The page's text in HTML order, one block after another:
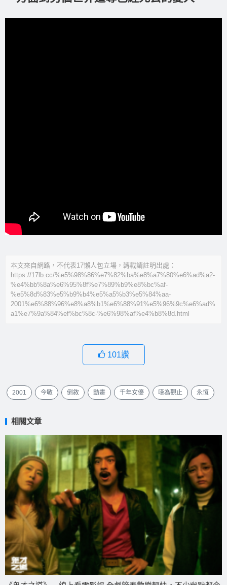
本文來自網路，不代表17懶人包立場，轉載請註明出處：
https://17lb.cc/%e5%98%86%e7%82%ba%e8%a7%80%e6%ad%a2-
%e4%bb%8a%e6%95%8f%e7%89%b9%e8%bc%af-
%e5%8d%83%e5%b9%b4%e5%a5%b3%e5%84%aa-
2001%e6%88%96%e8%a8%b1%e6%88%91%e5%96%9c%e6%ad%
a1%e7%9a%84%ef%bc%8c-%e6%98%af%e4%b8%8d.html
101讚
2001 今敏 倒敘 動畫 千年女優 嘆為觀止 永恆
相關文章